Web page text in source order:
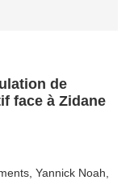
de
face à Zidane
Yannick Noah,